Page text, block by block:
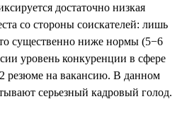
достаточно низкая
со стороны соискателей: лишь
существенно ниже нормы (5−6
уровень конкуренции в сфере
резюме на вакансию. В данном
серьезный кадровый голод.